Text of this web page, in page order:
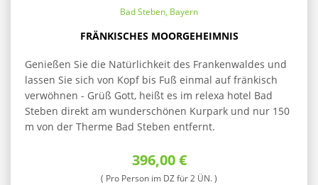
Bad Steben, Bayern
FRÄNKISCHES MOORGEHEIMNIS
Genießen Sie die Natürlichkeit des Frankenwaldes und
lassen Sie sich von Kopf bis Fuß einmal auf fränkisch
verwöhnen - Grüß Gott, heißt es im relexa hotel Bad
Steben direkt am wunderschönen Kurpark und nur 150
m von der Therme Bad Steben entfernt.
396,00 €
( Pro Person im DZ für 2 ÜN. )